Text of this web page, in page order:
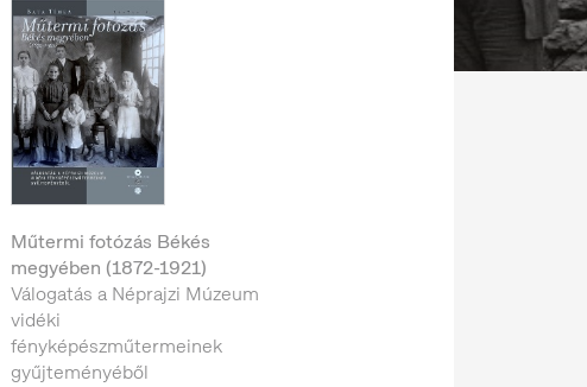
Műtermi fotózás Békés
megyében (1872-1921)
Válogatás a Néprajzi Múzeum
vidéki
fényképészműtermeinek
gyűjteményéből